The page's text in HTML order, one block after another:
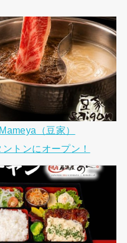
（豆家）
トンにオープン！